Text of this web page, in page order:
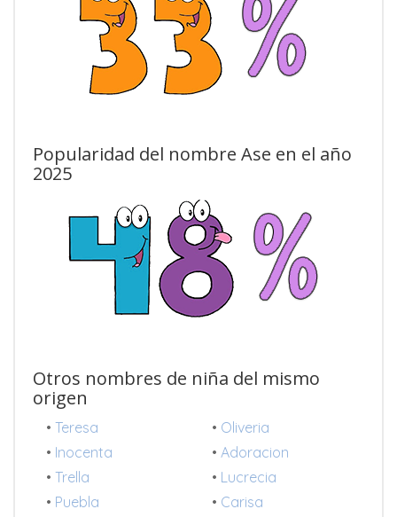
Popularidad del nombre Ase en el año
2025
Otros nombres de niña del mismo
origen
• Teresa • Oliveria
• Inocenta • Adoracion
• Trella • Lucrecia
• Puebla • Carisa